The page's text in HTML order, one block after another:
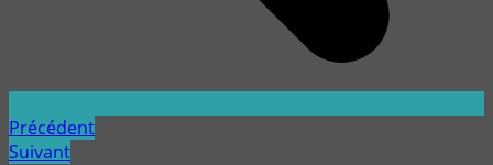
Précédent
Suivant